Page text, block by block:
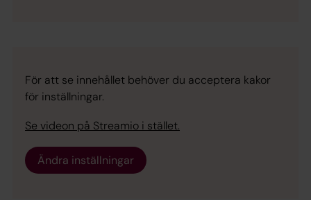
För att se innehållet behöver du acceptera kakor
för inställningar.
Se videon på Streamio i stället.
Ändra inställningar